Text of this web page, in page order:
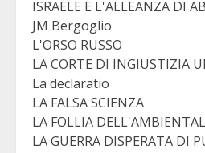
ISRAELE E L'ALLEANZA DI
JM Bergoglio
L'ORSO RUSSO
LA CORTE DI INGIUSTIZIA
La declaratio
LA FALSA SCIENZA
LA FOLLIA
LA GUERRA DISPERATA DI